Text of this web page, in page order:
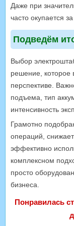
Даже при
часто окупается
Подведём
Выбор
решение, которое
перспективе.
подъема, тип
интенсивность
Грамотно
операций,
эффективно
комплексном
просто
бизнеса.
Понравилась